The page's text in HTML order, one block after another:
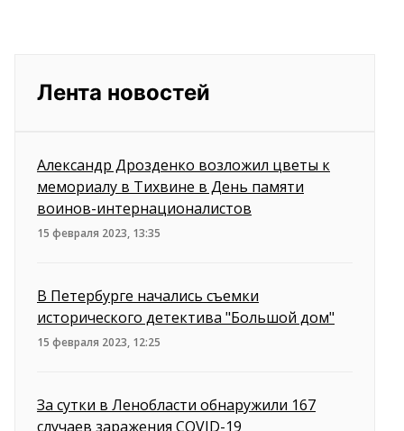
Лента новостей
Александр Дрозденко возложил цветы к
мемориалу в Тихвине в День памяти
воинов-интернационалистов
15 февраля 2023, 13:35
В Петербурге начались съемки
исторического детектива "Большой дом"
15 февраля 2023, 12:25
За сутки в Ленобласти обнаружили 167
случаев заражения COVID-19